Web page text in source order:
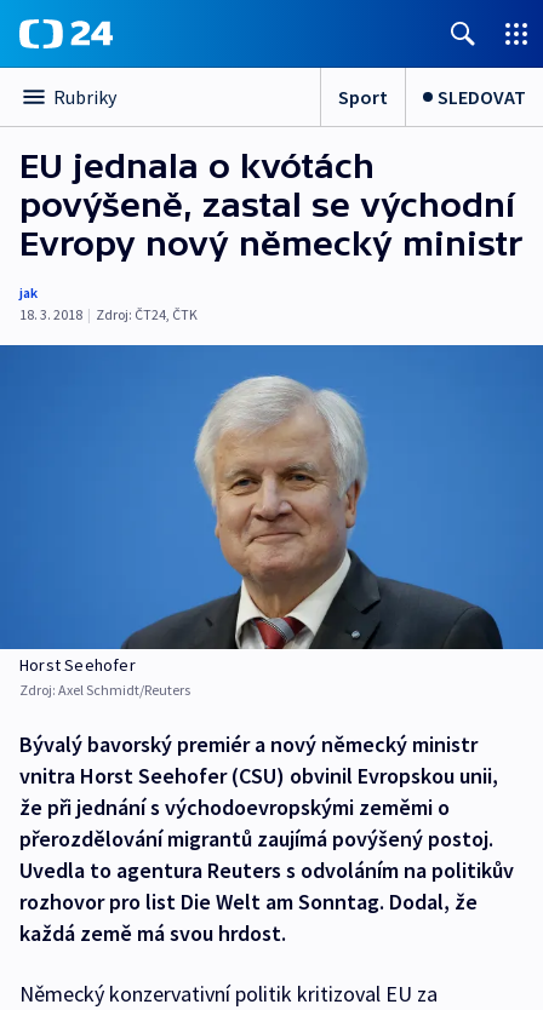
Rubriky Sport SLEDOVAT
EU jednala o kvótách
povýšeně, zastal se východní
Evropy nový německý ministr
jak
18. 3. 2018 | Zdroj: ČT24, ČTK
Horst Seehofer
Zdroj: Axel Schmidt/Reuters
Bývalý bavorský premiér a nový německý ministr
vnitra Horst Seehofer (CSU) obvinil Evropskou unii,
že při jednání s východoevropskými zeměmi o
přerozdělování migrantů zaujímá povýšený postoj.
Uvedla to agentura Reuters s odvoláním na politikův
rozhovor pro list Die Welt am Sonntag. Dodal, že
každá země má svou hrdost.
Německý konzervativní politik kritizoval EU za